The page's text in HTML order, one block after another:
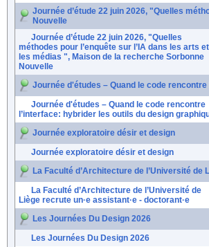
Journée d’étude 22 juin 2026, "Quelles
Nouvelle
Journée d’étude 22 juin 2026, "Quelles
méthodes pour l’enquête sur l’IA dans les arts et
les médias ", Maison de la recherche Sorbonne
Nouvelle
Journée d'études – Quand le code
Journée d'études – Quand le code rencontre
l’interface: hybrider les outils du design
Journée exploratoire désir et design
Journée exploratoire désir et design
La Faculté d’Architecture de l’Université de
La Faculté d’Architecture de l’Université de
Liège recrute un·e assistant·e - doctorant·e
Les Journées Du Design 2026
Les Journées Du Design 2026